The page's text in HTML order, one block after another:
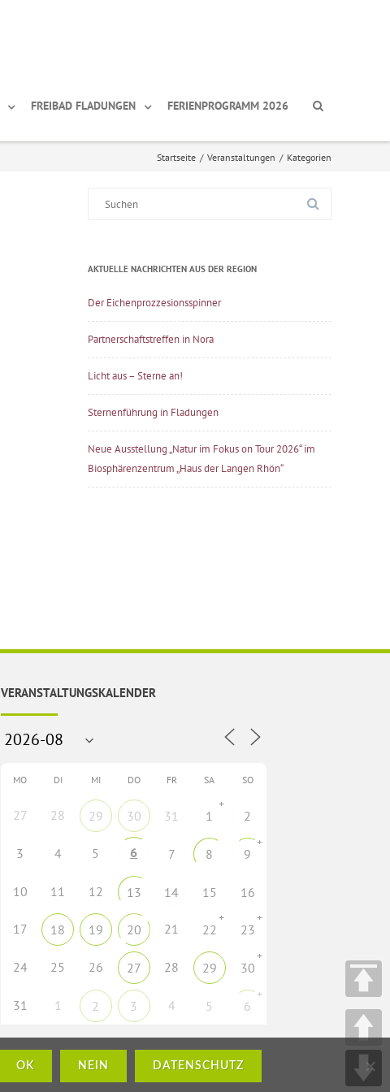
FREIBAD FLADUNGEN FERIENPROGRAMM 2026
Startseite / Veranstaltungen / Kategorien
AKTUELLE NACHRICHTEN AUS DER REGION
Der Eichenprozzesionsspinner
Partnerschaftstreffen in Nora
Licht aus – Sterne an!
Sternenführung in Fladungen
Neue Ausstellung „Natur im Fokus on Tour 2026“ im
Biosphärenzentrum „Haus der Langen Rhön“
VERANSTALTUNGSKALENDER
MO DI MI DO FR SA SO
27 28 29 30 31 1
+
2
3 4 5 6 7 8 9
+
10 11 12 13 14 15 16
17 18 19 20 21 22
+
23
+
24 25 26 27 28 29 30
+
31 1 2 3 4 5 6
+
OK NEIN DATENSCHUTZ